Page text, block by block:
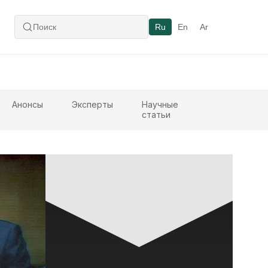
Ru En Ar
Анонсы Эксперты
Научные
статьи